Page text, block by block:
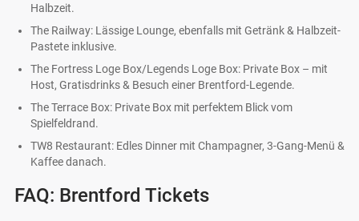
Halbzeit.
The Railway: Lässige Lounge, ebenfalls mit Getränk & Halbzeit-
Pastete inklusive.
The Fortress Loge Box/Legends Loge Box: Private Box – mit
Host, Gratisdrinks & Besuch einer Brentford-Legende.
The Terrace Box: Private Box mit perfektem Blick vom
Spielfeldrand.
TW8 Restaurant: Edles Dinner mit Champagner, 3-Gang-Menü &
Kaffee danach.
FAQ: Brentford Tickets